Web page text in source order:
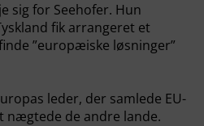
sig for Seehofer. Hun
fik arrangeret et
”europæiske løsninger”
leder, der samlede EU-
nægtede de andre lande.